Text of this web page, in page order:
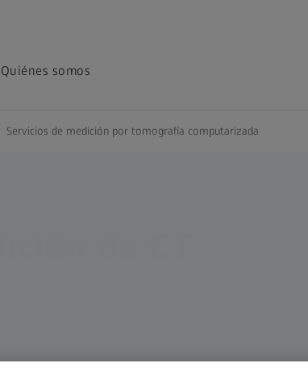
Quiénes somos
Servicios de medición por tomografía computarizada